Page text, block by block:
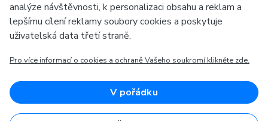
Evropská unie
OP Podnikání a inovace pro konkurenceschopnost
Evropský fond pro regionální rozvoj
analýze návštěvnosti, k personalizaci obsahu a reklam a
lepšímu cílení reklamy soubory cookies a poskytuje
uživatelská data třetí straně.
Pro více informací o cookies a ochraně Vašeho soukromí klikněte zde.
V pořádku